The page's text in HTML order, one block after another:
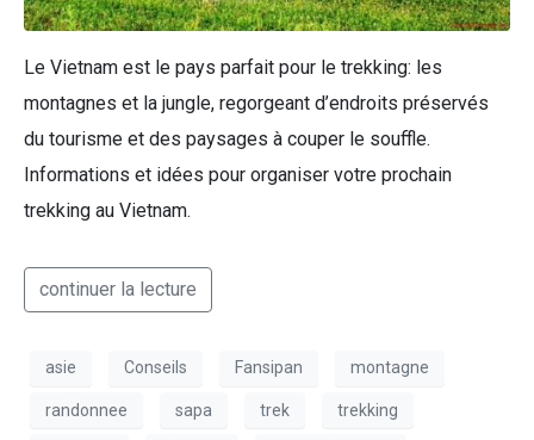
Le Vietnam est le pays parfait pour le trekking: les
montagnes et la jungle, regorgeant d’endroits préservés
du tourisme et des paysages à couper le souffle.
Informations et idées pour organiser votre prochain
trekking au Vietnam.
continuer la lecture
asie Conseils Fansipan montagne
randonnee sapa trek trekking